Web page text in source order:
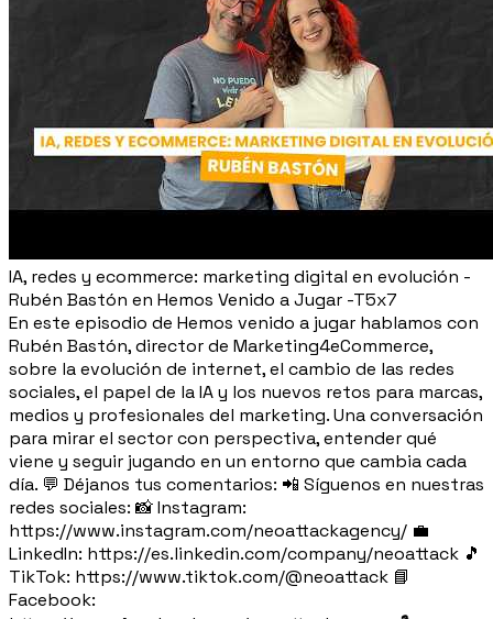
IA, redes y ecommerce: marketing digital en evolución -
Rubén Bastón en Hemos Venido a Jugar -T5x7
En este episodio de Hemos venido a jugar hablamos con
Rubén Bastón, director de Marketing4eCommerce,
sobre la evolución de internet, el cambio de las redes
sociales, el papel de la IA y los nuevos retos para marcas,
medios y profesionales del marketing. Una conversación
para mirar el sector con perspectiva, entender qué
viene y seguir jugando en un entorno que cambia cada
día. 💬 Déjanos tus comentarios: 📲 Síguenos en nuestras
redes sociales: 📸 Instagram:
https://www.instagram.com/neoattackagency/ 💼
LinkedIn: https://es.linkedin.com/company/neoattack 🎵
TikTok: https://www.tiktok.com/@neoattack 📘
Facebook: